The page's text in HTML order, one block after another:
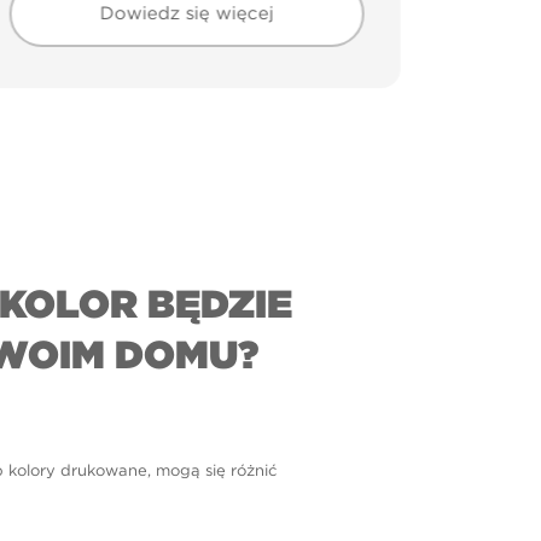
Dowiedz się więcej
BĘDZIE
DOMU?
drukowane, mogą się różnić